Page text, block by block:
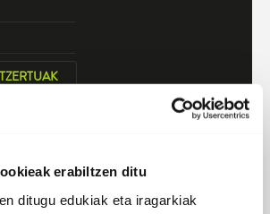
erabiltzen ditu
ditugu edukiak eta iragarkiak